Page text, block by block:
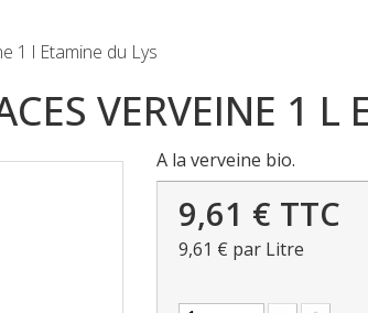
1 l Etamine du Lys
VERVEINE 1 L
A la verveine bio.
9,61 € TTC
9,61 € par Litre